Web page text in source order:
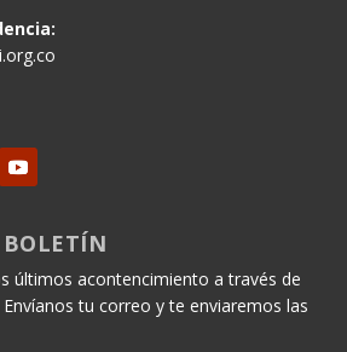
últimos acontencimiento a través de
tu correo y te enviaremos las